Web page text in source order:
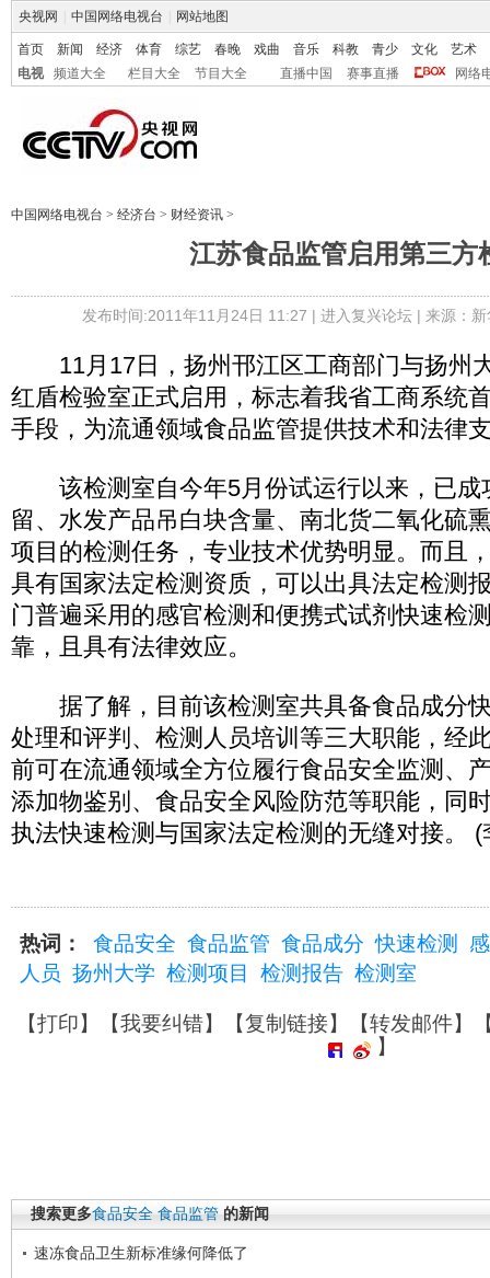
央视网 中国网络电视台 网站地图
首页 新闻 经济 体育 综艺 春晚 戏曲 音乐 科教 青少 文化
艺术
电视
频道大全 栏目大全 节目大全 直播中国 赛事直播 网络
中国网络电视台 > 经济台 > 财经资讯 >
江苏食品监管启用第三方
发布时间:2011年11月24日 11:27 | 进入复兴论坛| 来源：
11月17日，扬州邗江区工商部门与扬州
红盾检验室正式启用，标志着我省工商系统
手段，为流通领域食品监管提供技术和法
该检测室自今年5月份试运行以来，已成
留、水发产品吊白块含量、南北货二氧化硫
项目的检测任务，专业技术优势明显。而且
具有国家法定检测资质，可以出具法定检测
门普遍采用的感官检测和便携式试剂快速检
靠，且具有法律效应。
据了解，目前该检测室共具备食品成分
处理和评判、检测人员培训等三大职能，经
前可在流通领域全方位履行食品安全监测、
添加物鉴别、食品安全风险防范等职能，同
执法快速检测与国家法定检测的无缝对接。 (
热词： 食品安全 食品监管 食品成分 快速检测
人员 扬州大学 检测项目 检测报告 检测室
【打印】【我要纠错】【复制链接】【转发邮件】
】
搜索更多食品安全 食品监管 的新闻
速冻食品卫生新标准缘何降低了